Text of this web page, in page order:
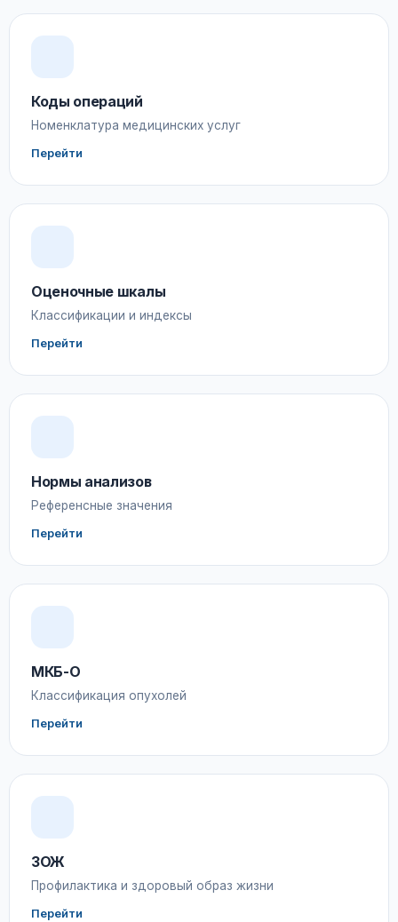
Коды операций
Номенклатура медицинских услуг
Перейти
Оценочные шкалы
Классификации и индексы
Перейти
Нормы анализов
Референсные значения
Перейти
МКБ-О
Классификация опухолей
Перейти
ЗОЖ
Профилактика и здоровый образ жизни
Перейти